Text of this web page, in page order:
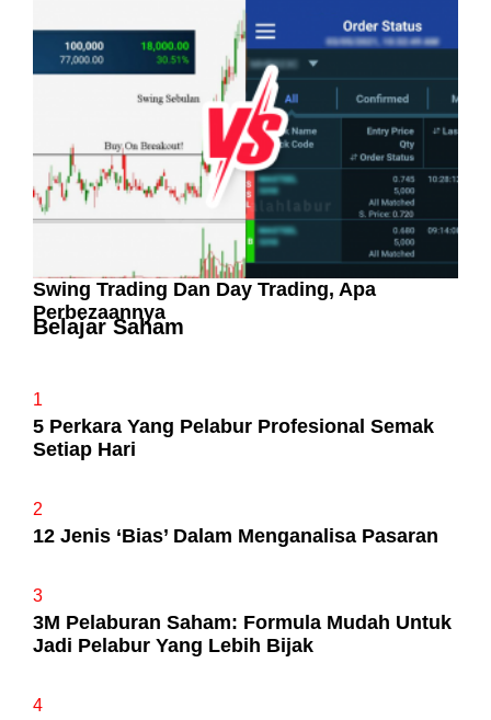
Pelaburan Saham Bukan Untuk Mereka Yang
Suka ‘Stress’
Swing Trading Dan Day Trading, Apa
Perbezaannya
Belajar Saham
1
5 Perkara Yang Pelabur Profesional Semak
Setiap Hari
2
12 Jenis ‘Bias’ Dalam Menganalisa Pasaran
3
3M Pelaburan Saham: Formula Mudah Untuk
Jadi Pelabur Yang Lebih Bijak
4